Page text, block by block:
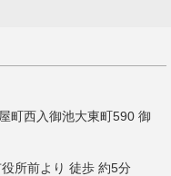
町西入御池大東町590 御
所前より 徒歩 約5分